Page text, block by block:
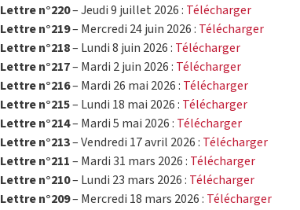
Lettre n°220– Jeudi 9 juillet 2026 : Télécharger
Lettre n°219– Mercredi 24 juin 2026 : Télécharger
Lettre n°218– Lundi 8 juin 2026 : Télécharger
Lettre n°217– Mardi 2 juin 2026 : Télécharger
Lettre n°216– Mardi 26 mai 2026 : Télécharger
Lettre n°215– Lundi 18 mai 2026 : Télécharger
Lettre n°214– Mardi 5 mai 2026 : Télécharger
Lettre n°213– Vendredi 17 avril 2026 : Télécharger
Lettre n°211– Mardi 31 mars 2026 : Télécharger
Lettre n°210– Lundi 23 mars 2026 : Télécharger
Lettre n°209– Mercredi 18 mars 2026 : Télécharger